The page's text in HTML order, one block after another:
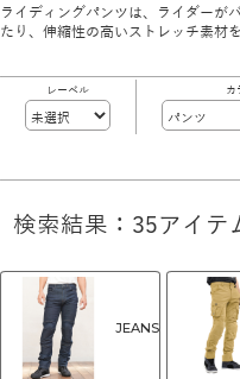
ライディングパンツは、ライダーが
たり、伸縮性の高いストレッチ素材
レーベル カ
検索結果：35アイテ
JEANS